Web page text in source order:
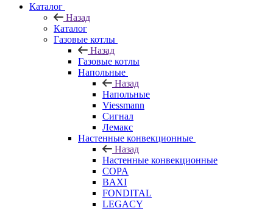
Каталог
Назад
Каталог
Газовые котлы
Назад
Газовые котлы
Напольные
Назад
Напольные
Viessmann
Сигнал
Лемакс
Настенные конвекционные
Назад
Настенные конвекционные
COPA
BAXI
FONDITAL
LEGACY